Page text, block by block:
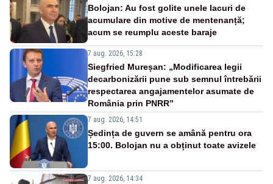
Bolojan: Au fost golite unele lacuri de
acumulare din motive de mentenanță;
acum se reumplu aceste baraje
7 aug. 2026, 15:28
Siegfried Mureșan: „Modificarea legii
decarbonizării pune sub semnul întrebării
respectarea angajamentelor asumate de
România prin PNRR”
7 aug. 2026, 14:51
Ședința de guvern se amână pentru ora
15:00. Bolojan nu a obținut toate avizele
7 aug. 2026, 14:34